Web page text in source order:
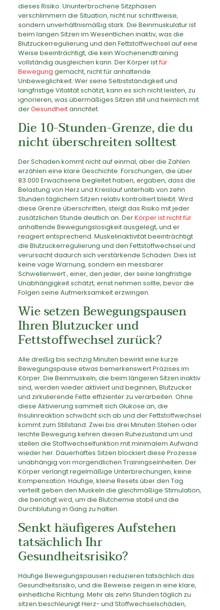
dieses Risiko. Ununterbrochene Sitzphasen
verschlimmern die Situation, nicht nur schrittweise,
sondern unverhältnismäßig stark. Die Beinmuskulatur ist
beim langen Sitzen im Wesentlichen inaktiv, was die
Blutzuckerregulierung und den Fettstoffwechsel auf eine
Weise beeinträchtigt, die kein Wochenendtraining
vollständig ausgleichen kann. Der Körper istfür
Bewegung gemacht, nicht für anhaltende
Unbeweglichkeit. Wer seine Selbstständigkeit und
langfristige Vitalität schätzt, kann es sich nicht leisten, zu
ignorieren, was übermäßiges Sitzen still und heimlich mit
derGesundheitanrichtet.
Die 10-Stunden-Grenze, die du
nicht überschreiten solltest
Der Schaden kommt nicht auf einmal, aber die Zahlen
erzählen eine klare Geschichte. Forschungen, die über
83.000 Erwachsene begleitet haben, ergaben, dass die
Belastung von Herz und Kreislauf unterhalb von zehn
Stunden täglichem Sitzen relativ kontrolliert bleibt. Wird
diese Grenze überschritten, steigt das Risiko mit jeder
zusätzlichen Stunde deutlich an. DerKörper ist nicht für
anhaltende Bewegungslosigkeit ausgelegt, und er
reagiert entsprechend. Muskelinaktivität beeinträchtigt
die Blutzuckerregulierung und den Fettstoffwechsel und
verursacht dadurch sich verstärkende Schäden. Dies ist
keine vage Warnung, sondern ein messbarer
Schwellenwert , einer, den jeder, der seine langfristige
Unabhängigkeit schätzt, ernst nehmen sollte, bevor die
Folgen seine Aufmerksamkeit erzwingen.
Wie setzen Bewegungspausen
Ihren Blutzucker und
Fettstoffwechsel zurück?
Alle dreißig bis sechzig Minuten bewirkt eine kurze
Bewegungspause etwas bemerkenswert Präzises im
Körper. Die Beinmuskeln, die beim längeren Sitzen inaktiv
sind, werden wieder aktiviert und beginnen, Blutzucker
und zirkulierende Fette effizienter zu verarbeiten. Ohne
diese Aktivierung sammelt sich Glukose an, die
Insulinreaktion schwächt sich ab und der Fettstoffwechsel
kommt zum Stillstand. Zwei bis drei Minuten Stehen oder
leichte Bewegung kehren diesen Ruhezustand um und
stellen die Stoffwechselfunktion mit minimalem Aufwand
wieder her. Dauerhaftes Sitzen blockiert diese Prozesse
unabhängig von morgendlichen Trainingseinheiten. Der
Körper verlangt regelmäßige Unterbrechungen, keine
Kompensation. Häufige, kleine Resets über den Tag
verteilt geben den Muskeln die gleichmäßige Stimulation,
die benötigt wird, um die Blutchemie stabil und die
Durchblutung in Gang zu halten.
Senkt häufigeres Aufstehen
tatsächlich Ihr
Gesundheitsrisiko?
Häufige Bewegungspausen reduzieren tatsächlich das
Gesundheitsrisiko, und die Beweise zeigen in eine klare,
einheitliche Richtung. Mehr als zehn Stunden täglich zu
sitzen beschleunigt Herz- und Stoffwechselschäden,